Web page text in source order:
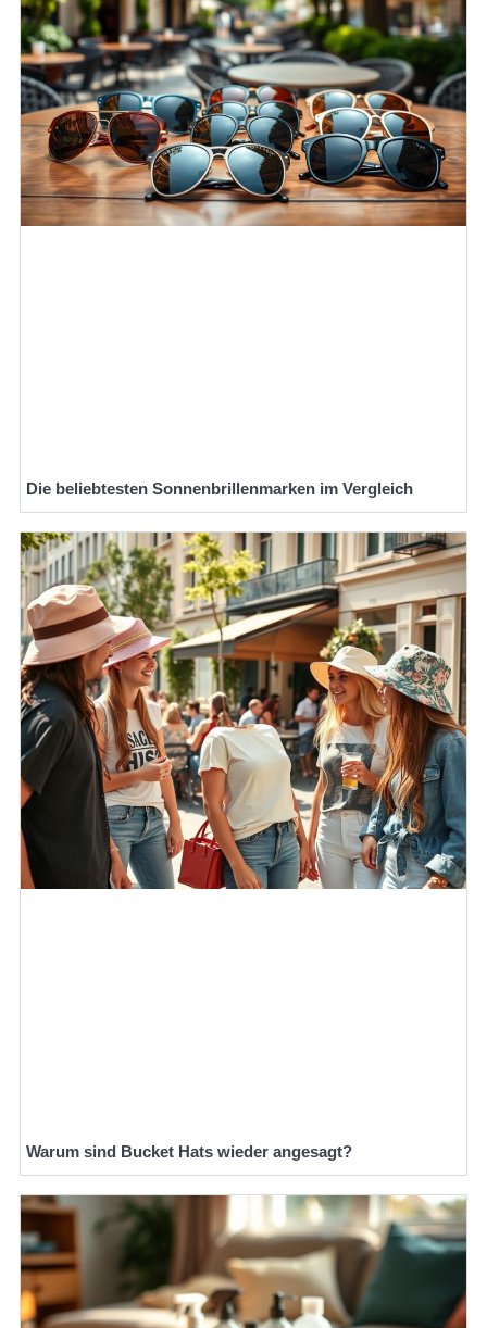
Die beliebtesten Sonnenbrillenmarken im Vergleich
Warum sind Bucket Hats wieder angesagt?